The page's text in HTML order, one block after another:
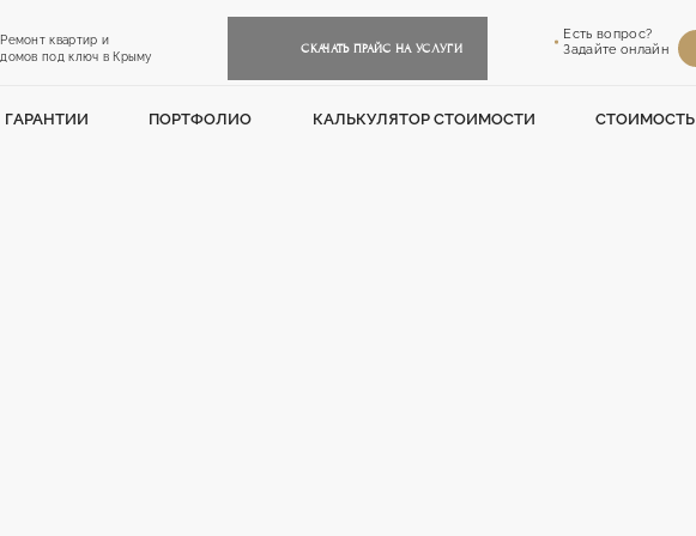
Ремонт квартир и
домов под ключ в Крыму
СКАЧАТЬ ПРАЙС НА УСЛУГИ
Есть вопрос?
Задайте онлайн
ГАРАНТИИ ПОРТФОЛИО КАЛЬКУЛЯТОР СТОИМОСТИ СТОИМОСТЬ